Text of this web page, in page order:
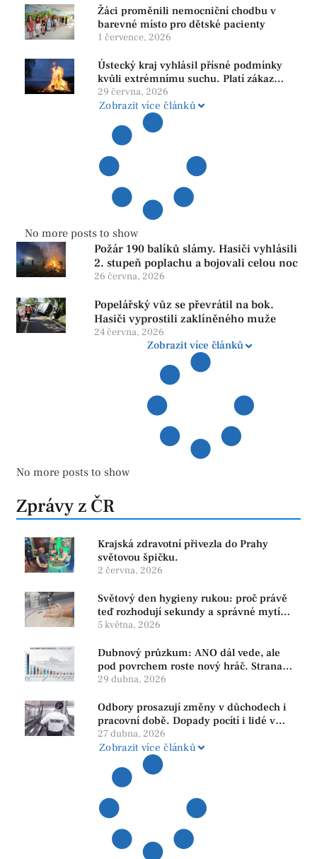
Žáci proměnili nemocniční chodbu v
barevné místo pro dětské pacienty
1 července, 2026
Ústecký kraj vyhlásil přísné podmínky
kvůli extrémnímu suchu. Platí zákaz
ohňů i pyrotechniky
29 června, 2026
Zobrazit více článků
No more posts to show
Požár 190 balíků slámy. Hasiči vyhlásili
2. stupeň poplachu a bojovali celou noc
26 června, 2026
Popelářský vůz se převrátil na bok.
Hasiči vyprostili zaklíněného muže
24 června, 2026
Zobrazit více článků
No more posts to show
Zprávy z ČR
Krajská zdravotní přivezla do Prahy
světovou špičku.
2 června, 2026
Světový den hygieny rukou: proč právě
teď rozhodují sekundy a správné mytí
rukou
5 května, 2026
Dubnový průzkum: ANO dál vede, ale
pod povrchem roste nový hráč. Strana
PRO se drží nejvýš mezi menšími
29 dubna, 2026
Odbory prosazují změny v důchodech i
pracovní době. Dopady pocítí i lidé v
našem regionu
27 dubna, 2026
Zobrazit více článků